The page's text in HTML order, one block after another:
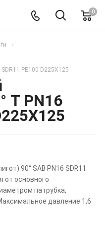
0
PE100 D225X125
T PN16
90° SAB PN16 SDR11
от основного
патрубка,
давление 1,6